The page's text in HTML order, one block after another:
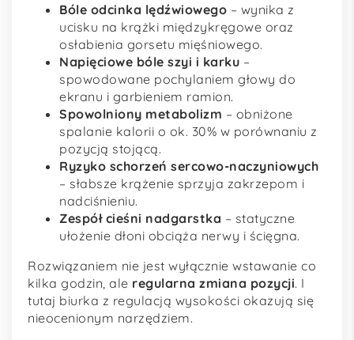
Bóle odcinka lędźwiowego – wynika z
ucisku na krążki międzykręgowe oraz
osłabienia gorsetu mięśniowego.
Napięciowe bóle szyi i karku –
spowodowane pochylaniem głowy do
ekranu i garbieniem ramion.
Spowolniony metabolizm – obniżone
spalanie kalorii o ok. 30% w porównaniu z
pozycją stojącą.
Ryzyko schorzeń sercowo-naczyniowych
– słabsze krążenie sprzyja zakrzepom i
nadciśnieniu.
Zespół cieśni nadgarstka – statyczne
ułożenie dłoni obciąża nerwy i ścięgna.
Rozwiązaniem nie jest wyłącznie wstawanie co
kilka godzin, ale regularna zmiana pozycji. I
tutaj biurka z regulacją wysokości okazują się
nieocenionym narzędziem.